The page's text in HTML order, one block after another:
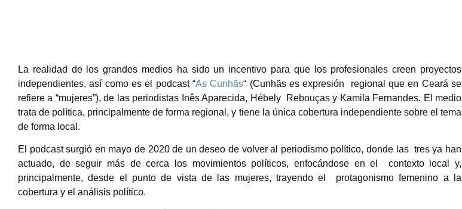
La realidad de los grandes medios ha sido un incentivo para que los profesionales creen proyectos
independientes, así como es el podcast “As Cunhãs“ (Cunhãs es expresión
regional que en Ceará se
refiere a “mujeres”), de las periodistas Inês Aparecida, Hébely Rebouças y Kamila Fernandes. El medio
trata de política, principalmente de forma regional, y tiene la única cobertura independiente sobre el tema
de forma local.
El podcast surgió en mayo de 2020 de un deseo de volver al periodismo político, donde las tres ya han
actuado, de seguir más de cerca los movimientos políticos, enfocándose en el contexto local y,
principalmente, desde el punto de vista de las mujeres, trayendo el protagonismo femenino a la
cobertura y el análisis político.